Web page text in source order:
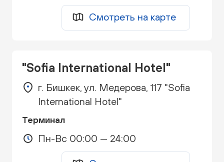
Смотреть на карте
"Sofia International Hotel"
г. Бишкек, ул. Медерова, 117 "Sofia
International Hotel"
Терминал
Пн-Вс 00:00 — 24:00